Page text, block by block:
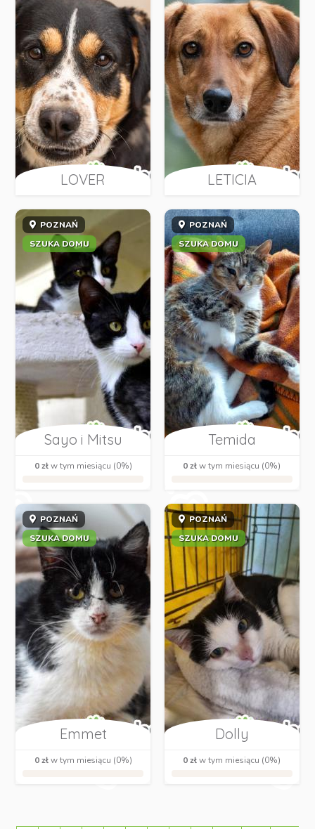
LOVER LETICIA
POZNAŃ
SZUKA DOMU
Sayo i Mitsu
0 złw tym miesiącu (0%)
POZNAŃ
SZUKA DOMU
Temida
0 złw tym miesiącu (0%)
POZNAŃ
SZUKA DOMU
Emmet
0 złw tym miesiącu (0%)
POZNAŃ
SZUKA DOMU
Dolly
0 złw tym miesiącu (0%)